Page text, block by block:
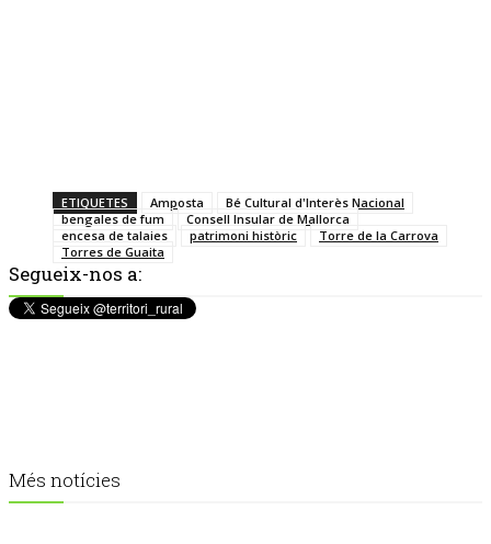
ETIQUETES Amposta
Bé Cultural d'Interès Nacional
bengales de fum
Consell Insular de Mallorca
encesa de talaies
patrimoni històric
Torre de la Carrova
Torres de Guaita
Segueix-nos a:
Més notícies